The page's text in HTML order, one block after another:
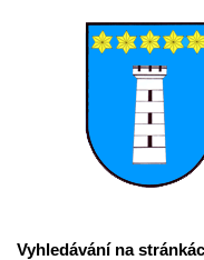
Vyhledávání na